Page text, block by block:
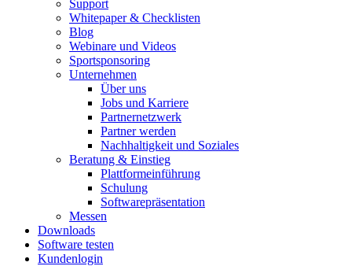
Support
Whitepaper & Checklisten
Blog
Webinare und Videos
Sportsponsoring
Unternehmen
Über uns
Jobs und Karriere
Partnernetzwerk
Partner werden
Nachhaltigkeit und Soziales
Beratung & Einstieg
Plattformeinführung
Schulung
Softwarepräsentation
Messen
Downloads
Software testen
Kundenlogin